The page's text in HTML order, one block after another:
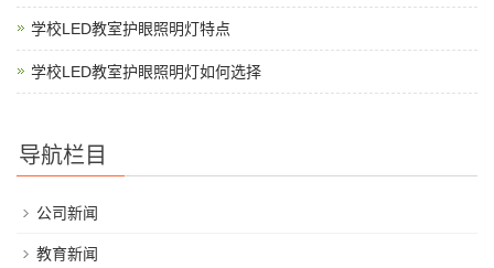
学校LED教室护眼照明灯特点
学校LED教室护眼照明灯如何选择
导航栏目
公司新闻
教育新闻